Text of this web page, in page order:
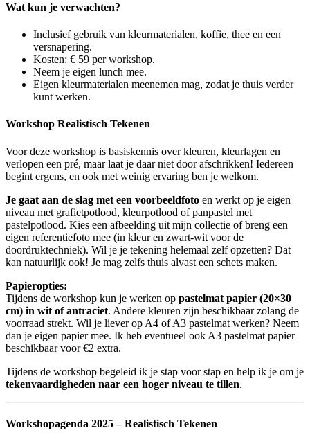
Wat kun je verwachten?
Inclusief gebruik van kleurmaterialen, koffie, thee en een
versnapering.
Kosten: € 59 per workshop.
Neem je eigen lunch mee.
Eigen kleurmaterialen meenemen mag, zodat je thuis verder
kunt werken.
Workshop Realistisch Tekenen
Voor deze workshop is basiskennis over kleuren, kleurlagen en
verlopen een pré, maar laat je daar niet door afschrikken! Iedereen
begint ergens, en ook met weinig ervaring ben je welkom.
Je gaat aan de slag met een voorbeeldfoto en werkt op je eigen
niveau met grafietpotlood, kleurpotlood of panpastel met
pastelpotlood. Kies een afbeelding uit mijn collectie of breng een
eigen referentiefoto mee (in kleur en zwart-wit voor de
doordruktechniek). Wil je je tekening helemaal zelf opzetten? Dat
kan natuurlijk ook! Je mag zelfs thuis alvast een schets maken.
Papieropties:
Tijdens de workshop kun je werken op pastelmat papier (20×30
cm) in wit of antraciet. Andere kleuren zijn beschikbaar zolang de
voorraad strekt. Wil je liever op A4 of A3 pastelmat werken? Neem
dan je eigen papier mee. Ik heb eventueel ook A3 pastelmat papier
beschikbaar voor €2 extra.
Tijdens de workshop begeleid ik je stap voor stap en help ik je om je
tekenvaardigheden naar een hoger niveau te tillen.
Workshopagenda 2025 – Realistisch Tekenen